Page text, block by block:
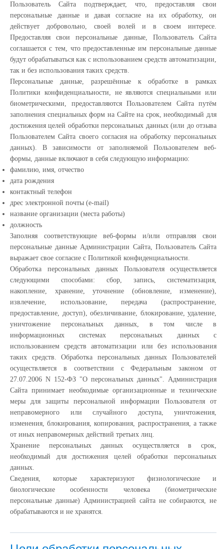
Пользователь Сайта подтверждает, что, предоставляя свои
персональные данные и давая согласие на их обработку, он
действует добровольно, своей волей и в своем интересе.
Предоставляя свои персональные данные, Пользователь Сайта
соглашается с тем, что предоставленные им персональные данные
будут обрабатываться как с использованием средств автоматизации,
так и без использования таких средств.
Персональные данные, разрешённые к обработке в рамках
Политики конфиденциальности, не являются специальными или
биометрическими, предоставляются Пользователем Сайта путём
заполнения специальных форм на Сайте на срок, необходимый для
достижения целей обработки персональных данных (или до отзыва
Пользователем Сайта своего согласия на обработку персональных
данных). В зависимости от заполняемой Пользователем веб-
формы, данные включают в себя следующую информацию:
фамилию, имя, отчество
дата рождения
контактный телефон
дрес электронной почты (e-mail)
название организации (места работы)
должность
Заполняя соответствующие веб-формы и/или отправляя свои
персональные данные Администрации Сайта, Пользователь Сайта
выражает свое согласие с Политикой конфиденциальности.
Обработка персональных данных Пользователя осуществляется
следующими способами: сбор, запись, систематизация,
накопление, хранение, уточнение (обновление, изменение),
извлечение, использование, передача (распространение,
предоставление, доступ), обезличивание, блокирование, удаление,
уничтожение персональных данных, в том числе в
информационных системах персональных данных с
использованием средств автоматизации или без использования
таких средств. Обработка персональных данных Пользователей
осуществляется в соответствии с Федеральным законом от
27.07.2006 N 152-ФЗ "О персональных данных". Администрация
Сайта принимает необходимые организационные и технические
меры для защиты персональной информации Пользователя от
неправомерного или случайного доступа, уничтожения,
изменения, блокирования, копирования, распространения, а также
от иных неправомерных действий третьих лиц.
Хранение персональных данных осуществляется в срок,
необходимый для достижения целей обработки персональных
данных.
Сведения, которые характеризуют физиологические и
биологические особенности человека (биометрические
персональные данные) Администрацией сайта не собираются, не
обрабатываются и не хранятся.